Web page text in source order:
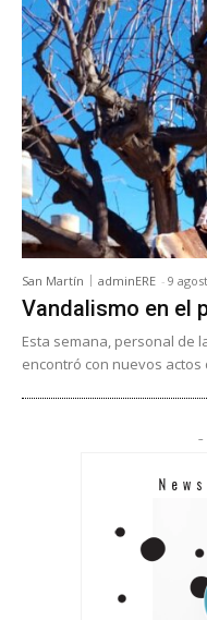
San Martín adminERE - 9
Vandalismo en el
Esta semana, personal de
encontró con nuevos
-